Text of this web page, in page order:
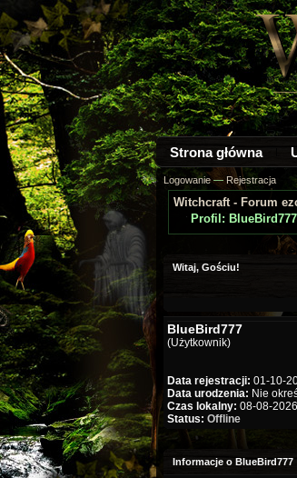
Strona główna
Logowanie — Rejestracja
Witchcraft - Forum
Profil: BlueBird777
Witaj, Gościu!
BlueBird777
(Użytkownik)
Data rejestracji: 01-10-
Data urodzenia: Nie
Czas lokalny: 08-08-
Status: Offline
Informacje o BlueBird777